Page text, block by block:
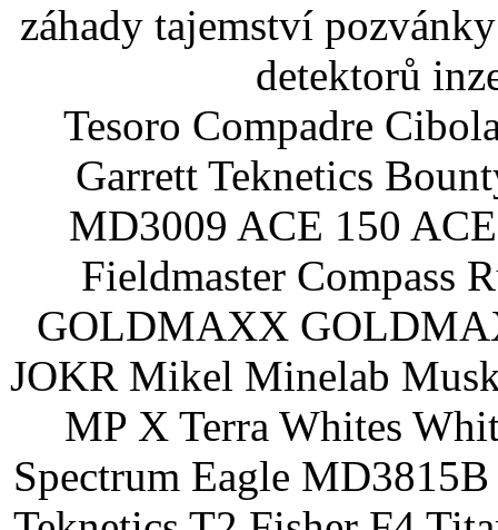
záhady tajemství
detektorů
Tesoro Compadre
Garrett Teknetics
MD3009 ACE 150
Fieldmaster Compass
GOLDMAXX
JOKR Mikel Minelab
MP X Terra Whites
Spectrum Eagle